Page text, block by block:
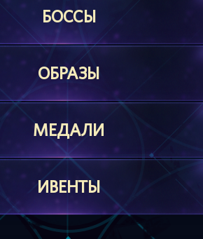
БОССЫ
ОБРАЗЫ
МЕДАЛИ
ИВЕНТЫ